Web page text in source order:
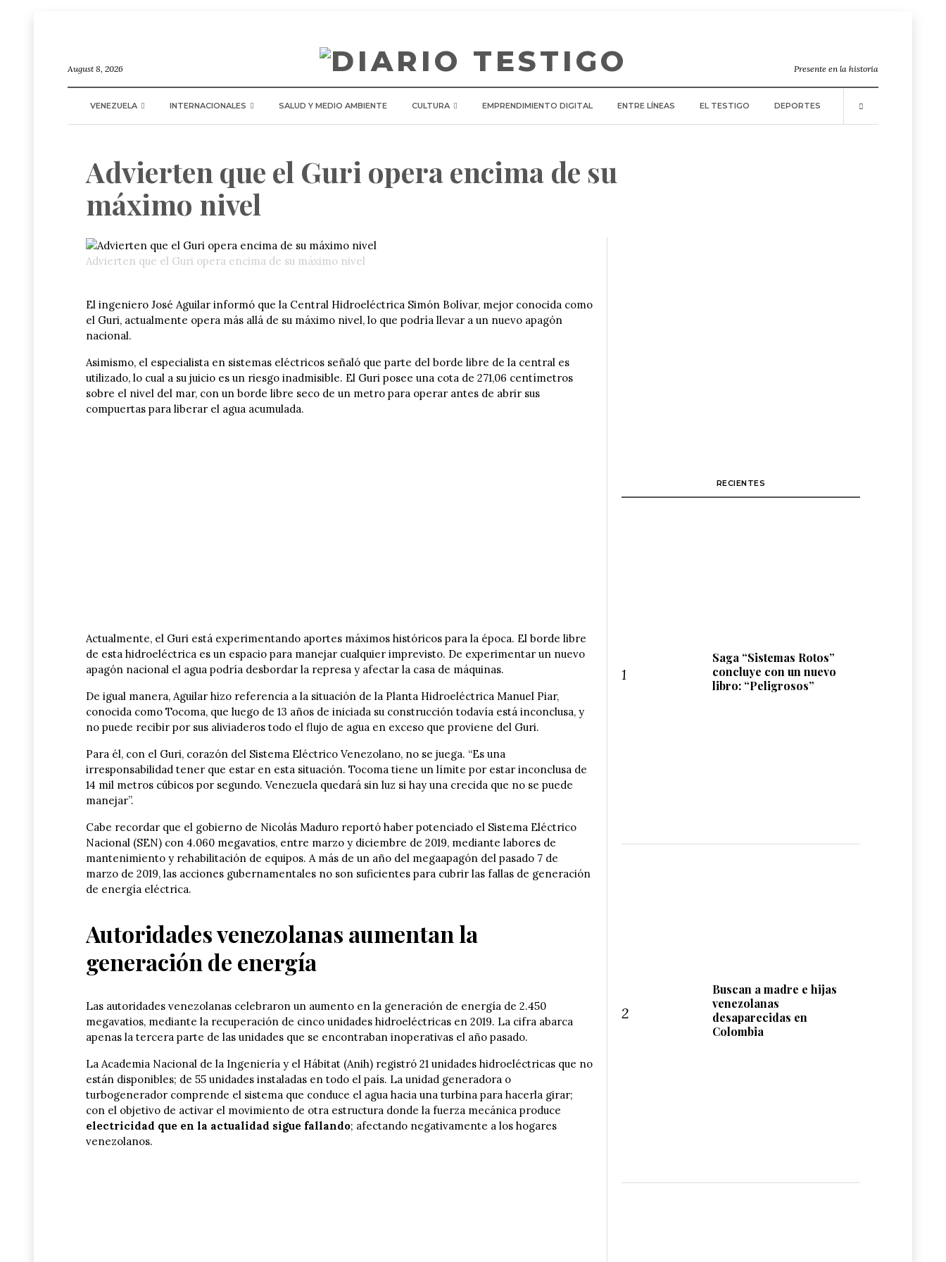
August 8, 2026 Presente en la historia
VENEZUELA INTERNACIONALES SALUD Y MEDIO AMBIENTE CULTURA EMPRENDIMIENTO DIGITAL ENTRE LÍNEAS EL TESTIGO DEPORTES
Advierten que el Guri opera encima de su
máximo nivel
Advierten que el Guri opera encima de su máximo nivel
El ingeniero José Aguilar informó que la Central Hidroeléctrica Simón Bolívar, mejor conocida como
el Guri, actualmente opera más allá de su máximo nivel, lo que podría llevar a un nuevo apagón
nacional.
Asimismo, el especialista en sistemas eléctricos señaló que parte del borde libre de la central es
utilizado, lo cual a su juicio es un riesgo inadmisible. El Guri posee una cota de 271,06 centímetros
sobre el nivel del mar, con un borde libre seco de un metro para operar antes de abrir sus
compuertas para liberar el agua acumulada.
Actualmente, el Guri está experimentando aportes máximos históricos para la época. El borde libre
de esta hidroeléctrica es un espacio para manejar cualquier imprevisto. De experimentar un nuevo
apagón nacional el agua podría desbordar la represa y afectar la casa de máquinas.
De igual manera, Aguilar hizo referencia a la situación de la Planta Hidroeléctrica Manuel Piar,
conocida como Tocoma, que luego de 13 años de iniciada su construcción todavía está inconclusa, y
no puede recibir por sus aliviaderos todo el flujo de agua en exceso que proviene del Guri.
Para él, con el Guri, corazón del Sistema Eléctrico Venezolano, no se juega. “Es una
irresponsabilidad tener que estar en esta situación. Tocoma tiene un límite por estar inconclusa de
14 mil metros cúbicos por segundo. Venezuela quedará sin luz si hay una crecida que no se puede
manejar”.
Cabe recordar que el gobierno de Nicolás Maduro reportó haber potenciado el Sistema Eléctrico
Nacional (SEN) con 4.060 megavatios, entre marzo y diciembre de 2019, mediante labores de
mantenimiento y rehabilitación de equipos. A más de un año del megaapagón del pasado 7 de
marzo de 2019, las acciones gubernamentales no son suficientes para cubrir las fallas de generación
de energía eléctrica.
Autoridades venezolanas aumentan la
generación de energía
Las autoridades venezolanas celebraron un aumento en la generación de energía de 2.450
megavatios, mediante la recuperación de cinco unidades hidroeléctricas en 2019. La cifra abarca
apenas la tercera parte de las unidades que se encontraban inoperativas el año pasado.
La Academia Nacional de la Ingeniería y el Hábitat (Anih) registró 21 unidades hidroeléctricas que no
están disponibles; de 55 unidades instaladas en todo el país. La unidad generadora o
turbogenerador comprende el sistema que conduce el agua hacia una turbina para hacerla girar;
con el objetivo de activar el movimiento de otra estructura donde la fuerza mecánica produce
electricidad que en la actualidad sigue fallando; afectando negativamente a los hogares
venezolanos.
RECIENTES
1
Saga “Sistemas Rotos”
concluye con un nuevo
libro: “Peligrosos”
2
Buscan a madre e hijas
venezolanas
desaparecidas en
Colombia